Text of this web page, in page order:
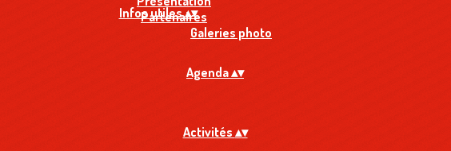
Partenaires
Galeries photo
Infos utiles▴▾
Agenda▴▾
Activités ▴▾